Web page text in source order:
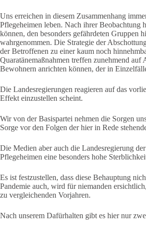
Uns erreichen in diesem Zusammenhang
Pflegeheimen leben. Nach ihrer Beobachtung
können, den besonders gefährdeten Gruppen
wahrgenommen. Die Strategie der
der Betroffenen zu einer kaum noch
Quaratänemaßnahmen treffen zunehmend
Bewohnern anrichten können, der in
Die Landesregierungen reagieren auf das
Effekt einzustellen scheint.
Wir von der Basispartei nehmen die Sorgen
Sorge vor den Folgen der hier in Rede
Die Medien aber auch die Landesregierung
Pflegeheimen eine besonders hohe
Es ist festzustellen, dass diese Behauptung
Pandemie auch, wird für niemanden
zu vergleichenden Vorjahren.
Nach unserem Dafürhalten gibt es hier nur